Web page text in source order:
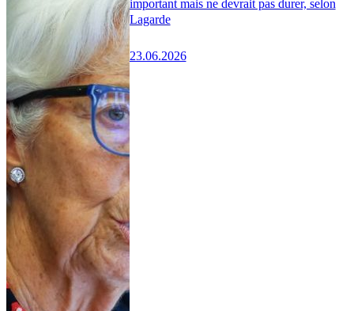
important mais ne devrait pas durer, selon
Lagarde
23.06.2026